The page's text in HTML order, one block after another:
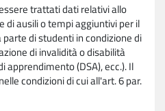
trattati dati relativi allo
di ausili o tempi aggiuntivi per il
di studenti in condizione di
di invalidità o disabilità
apprendimento (DSA), ecc.). Il
condizioni di cui all'art. 6 par.